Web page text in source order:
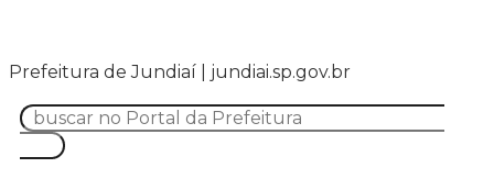
Prefeitura de Jundiaí | jundiai.sp.gov.br